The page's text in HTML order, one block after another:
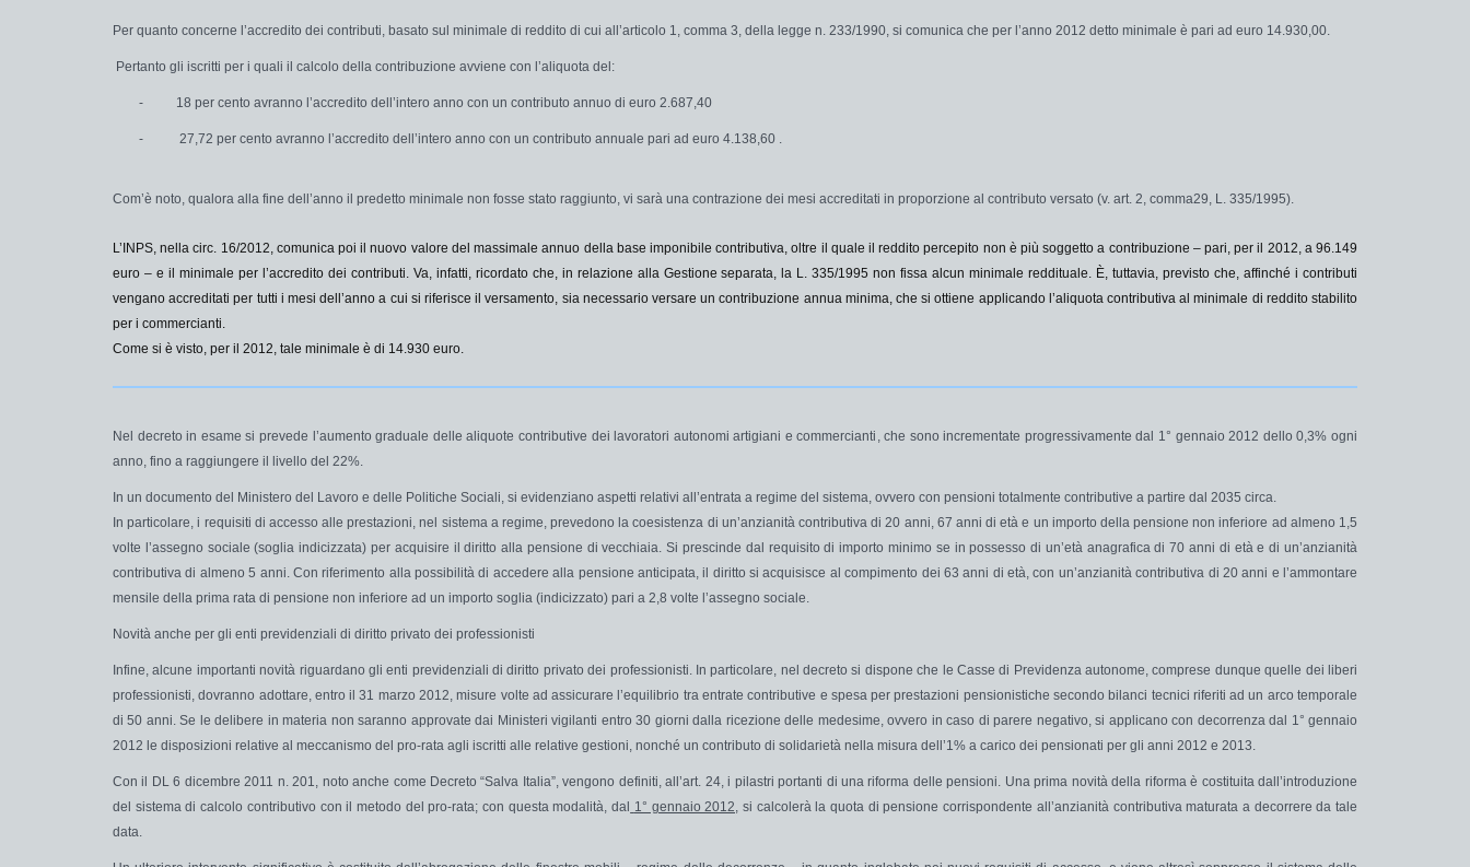
Per quanto concerne l’accredito dei contributi, basato sul minimale di reddito di cui all’articolo 1, comma 3, della legge n. 233/1990, si comunica che per l’anno 2012 detto minimale è pari ad euro 14.930,00.
Pertanto gli iscritti per i quali il calcolo della contribuzione avviene con l’aliquota del:
- 18 per cento avranno l’accredito dell’intero anno con un contributo annuo di euro 2.687,40
- 27,72 per cento avranno l’accredito dell’intero anno con un contributo annuale pari ad euro 4.138,60 .
Com’è noto, qualora alla fine dell’anno il predetto minimale non fosse stato raggiunto, vi sarà una contrazione dei mesi accreditati in proporzione al contributo versato (v. art. 2, comma29, L. 335/1995).
L’INPS, nella circ. 16/2012, comunica poi ilnuovo valore delmassimaleannuo della base imponibile contributiva, oltre il quale il reddito percepito non è più soggetto a contribuzione – pari, per il 2012, a96.149
euro – e il minimale per l’accredito dei contributi. Va, infatti, ricordato che, in relazione alla Gestione separata, la L. 335/1995 non fissa alcun minimale reddituale. È, tuttavia, previsto che, affinché i contributi
vengano accreditati per tutti i mesi dell’anno a cui si riferisce il versamento, sia necessario versare un contribuzione annua minima, che si ottiene applicando l’aliquota contributiva al minimale di reddito stabilito
per i commercianti.
Come si è visto, per il 2012, tale minimale è di 14.930 euro.
Nel decreto in esame si prevede l’aumento graduale delle aliquote contributive dei lavoratori autonomi artigiani e commercianti , che sono incrementate progressivamente dal 1° gennaio 2012 dello0,3% ogni
anno, fino a raggiungere il livello del 22%.
In un documento del Ministero del Lavoro e delle Politiche Sociali, si evidenziano aspetti relativi all’entrata a regime del sistema, ovvero con pensioni totalmente contributive a partire dal 2035 circa.
In particolare, i requisiti di accessoalle prestazioni, nel sistema a regime, prevedono la coesistenza di un’anzianità contributiva di 20 anni, 67 anni di età e un importo della pensione non inferiore ad almeno 1,5
volte l’assegno sociale (soglia indicizzata) per acquisire il diritto alla pensione di vecchiaia. Si prescinde dal requisito di importo minimo se in possesso di un’età anagrafica di 70 anni di età e di un’anzianità
contributiva di almeno 5 anni. Con riferimento alla possibilità di accedere alla pensione anticipata, il diritto si acquisisce al compimento dei 63 anni di età, con un’anzianità contributiva di 20 anni e l’ammontare
mensile della prima rata di pensione non inferiore ad un importo soglia (indicizzato) pari a 2,8 volte l’assegno sociale.
Novità anche per gli enti previdenziali di diritto privato dei professionisti
Infine, alcune importanti novità riguardano glienti previdenziali di diritto privato dei professionisti. In particolare, nel decreto si dispone che le Casse di Previdenza autonome, comprese dunque quelle dei liberi
professionisti, dovranno adottare, entro il 31 marzo 2012,misure volte ad assicurare l’equilibrio tra entrate contributive e spesa per prestazioni pensionistiche secondo bilanci tecnici riferiti ad un arco temporale
di 50 anni. Se le delibere in materia non saranno approvate dai Ministeri vigilanti entro 30 giornidalla ricezione delle medesime, ovvero in caso di parere negativo, si applicano con decorrenza dal 1° gennaio
2012 le disposizioni relative al meccanismo del pro-rata agli iscritti alle relative gestioni, nonché un contributo di solidarietà nella misura dell’1% a carico dei pensionati per gli anni 2012 e 2013.
Con il DL 6 dicembre 2011 n. 201, noto anche come Decreto “Salva Italia”, vengono definiti, all’art. 24, i pilastri portanti di una riforma delle pensioni. Una prima novità della riforma è costituita dall’introduzione
del sistema dicalcolo contributivo con il metodo del pro-rata; con questa modalità, dal 1° gennaio 2012, si calcolerà la quota di pensione corrispondente all’anzianità contributiva maturata a decorrere da tale
data.